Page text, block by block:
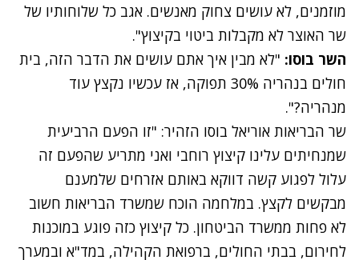
מוזמנים, לא עושים צחוק מאנשים. אגב כל שלוחותיו של
שר האוצר לא מקבלות ביטוי בקיצוץ".
השר בוסו: "לא מבין איך אתם עושים את הדבר הזה, בית
חולים בנהריה 30% תפוקה, אז עכשיו נקצץ עוד
מנהריה?".
שר הבריאות אוריאל בוסו הזהיר: "זו הפעם הרביעית
שמנחיתים עלינו קיצוץ רוחבי ואני מתריע שהפעם זה
עלול לפגוע קשה דווקא באותם אזרחים שלמענם
מבקשים לקצץ. במלחמה הוכח שמשרד הבריאות חשוב
לא פחות ממשרד הביטחון. כל קיצוץ כזה פוגע במוכנות
לחירום, בבתי החולים, ברפואת הקהילה, במד"א ובמערך